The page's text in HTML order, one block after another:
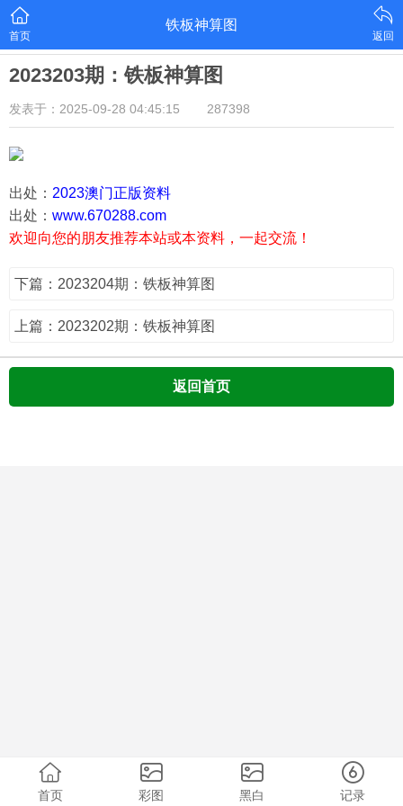
首页
铁板神算图
返回
2023203期：铁板神算图
发表于：2025-09-28 04:45:15 287398
出处： 2023澳门正版资料
出处： www.670288.com
欢迎向您的朋友推荐本站或本资料，一起交流！
下篇：2023204期：铁板神算图
上篇：2023202期：铁板神算图
返回首页
首页 彩图 黑白 记录